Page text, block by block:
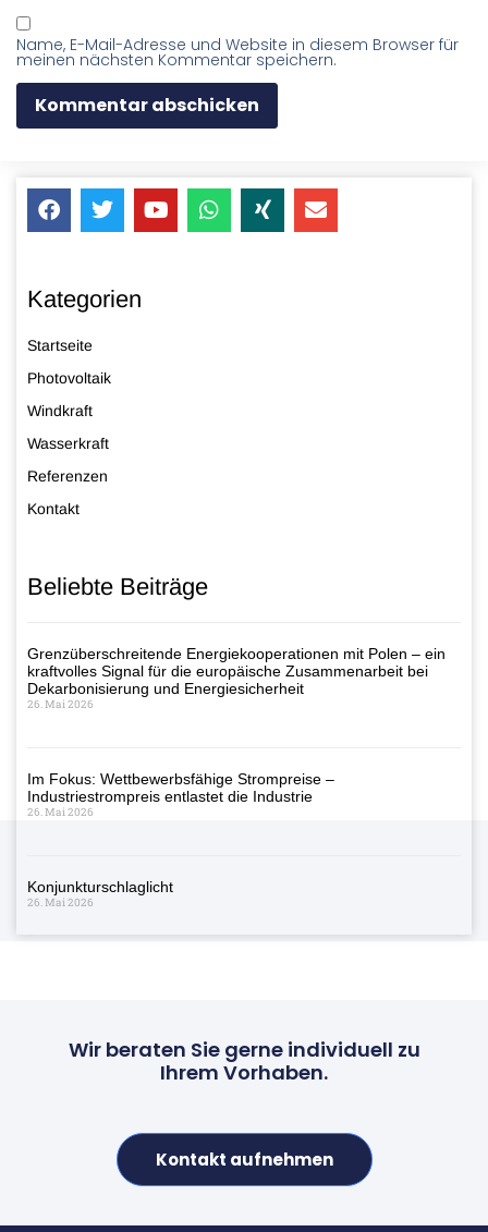
Name, E-Mail-Adresse und Website in diesem Browser für
meinen nächsten Kommentar speichern.
Kategorien
Startseite
Photovoltaik
Windkraft
Wasserkraft
Referenzen
Kontakt
Beliebte Beiträge
Grenzüberschreitende Energiekooperationen mit Polen – ein
kraftvolles Signal für die europäische Zusammenarbeit bei
Dekarbonisierung und Energiesicherheit
26. Mai 2026
Im Fokus: Wettbewerbsfähige Strompreise –
Industriestrompreis entlastet die Industrie
26. Mai 2026
Konjunkturschlaglicht
26. Mai 2026
Wir beraten Sie gerne individuell zu
Ihrem Vorhaben.
Kontakt aufnehmen